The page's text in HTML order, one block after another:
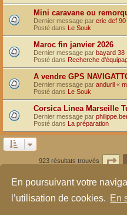
En poursuivant votre
l’utilisation de cookies. En
Mini caravane ou
Dernier message par eric def 90
Posté dans Le Souk
Maroc fin janvier 2026
Dernier message par bayard 38
Posté dans Recherche
A vendre GPS
Dernier message par anduril «
Posté dans Le Souk
Corsica Linea Marseille
Dernier message par
Posté dans La préparation
923 résultats trouvés